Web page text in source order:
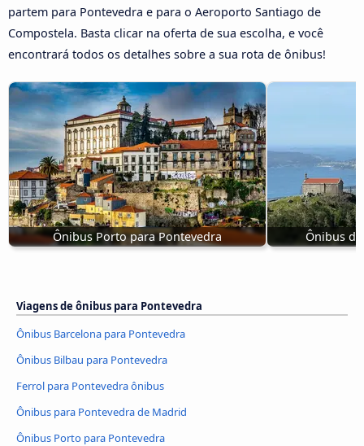
partem para Pontevedra e para o Aeroporto Santiago de
Compostela. Basta clicar na oferta de sua escolha, e você
encontrará todos os detalhes sobre a sua rota de ônibus!
Ônibus Porto para Pontevedra Ônibus
Viagens de ônibus para Pontevedra
Ônibus Barcelona para Pontevedra
Ônibus Bilbau para Pontevedra
Ferrol para Pontevedra ônibus
Ônibus para Pontevedra de Madrid
Ônibus Porto para Pontevedra